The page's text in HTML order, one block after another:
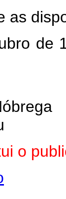
as
de
o